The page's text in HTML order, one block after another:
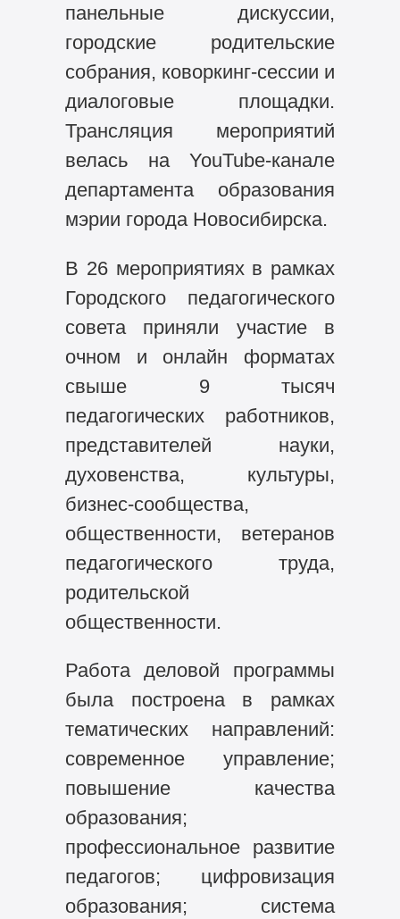
панельные дискуссии,
городские родительские
собрания, коворкинг-сессии и
диалоговые площадки.
Трансляция мероприятий
велась на YouTube-канале
департамента образования
мэрии города Новосибирска.
В 26 мероприятиях в рамках
Городского педагогического
совета приняли участие в
очном и онлайн форматах
свыше 9 тысяч
педагогических работников,
представителей науки,
духовенства, культуры,
бизнес-сообщества,
общественности, ветеранов
педагогического труда,
родительской
общественности.
Работа деловой программы
была построена в рамках
тематических направлений:
современное управление;
повышение качества
образования;
профессиональное развитие
педагогов; цифровизация
образования; система